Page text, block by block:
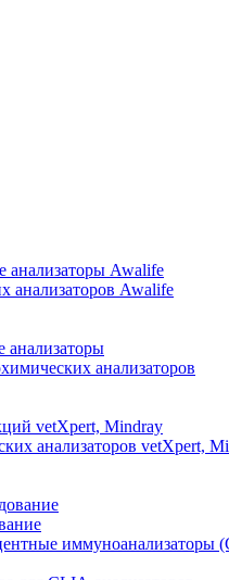
анализаторы Awalife
анализаторов Awalife
анализаторы
анализаторов
vetXpert, Mindray
анализаторов vetXpert,
иммуноанализаторы